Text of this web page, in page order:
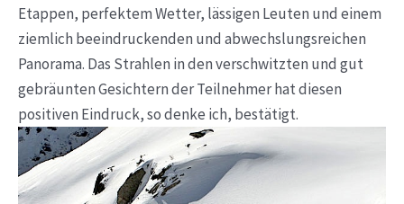
Etappen, perfektem Wetter, lässigen Leuten und einem
ziemlich beeindruckenden und abwechslungsreichen
Panorama. Das Strahlen in den verschwitzten und gut
gebräunten Gesichtern der Teilnehmer hat diesen
positiven Eindruck, so denke ich, bestätigt.